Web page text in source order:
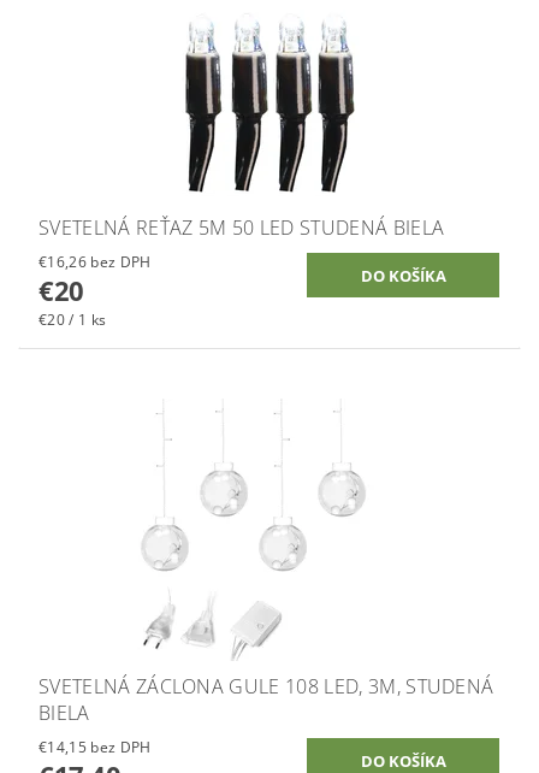
SVETELNÁ REŤAZ 5M 50 LED STUDENÁ BIELA
€16,26 bez DPH
€20
€20 / 1 ks
SVETELNÁ ZÁCLONA GULE 108 LED, 3M, STUDENÁ
BIELA
€14,15 bez DPH